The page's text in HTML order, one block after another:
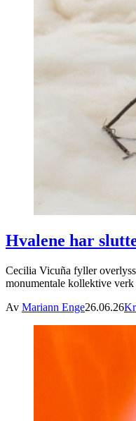
Hvalene har
Cecilia Vicuña fyller
monumentale kollektive
Av Mariann Enge26.06.26